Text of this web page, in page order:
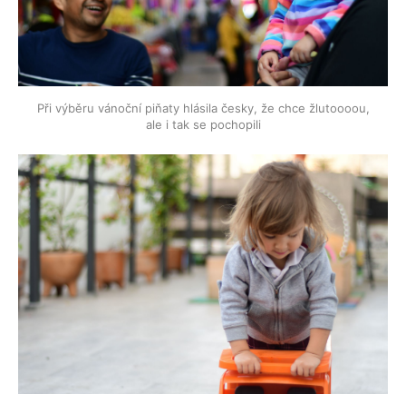
Při výběru vánoční piňaty hlásila česky, že chce žlutoooou,
ale i tak se pochopili